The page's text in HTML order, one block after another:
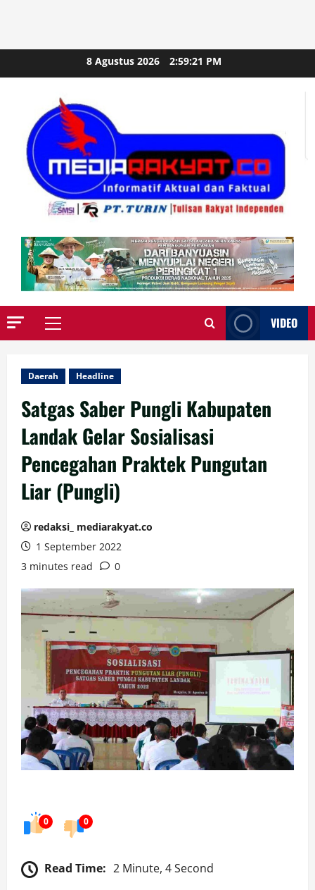
to
8 Agustus 2026 2:59:22 PM
Primary
VIDEO
Daerah Headline
Satgas Saber Pungli Kabupaten
Landak Gelar Sosialisasi
Pencegahan Praktek Pungutan
Liar (Pungli)
redaksi_ mediarakyat.co
1 September 2022
3 minutes read
0
0 0
Read Time: 2 Minute, 4 Second